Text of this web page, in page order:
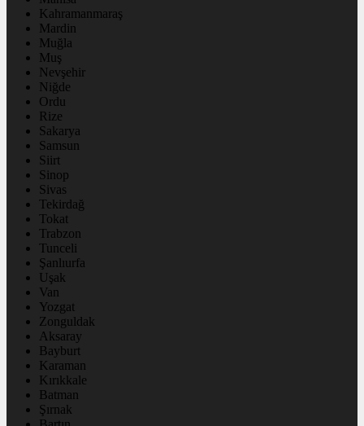
Kahramanmaraş
Mardin
Muğla
Muş
Nevşehir
Niğde
Ordu
Rize
Sakarya
Samsun
Siirt
Sinop
Sivas
Tekirdağ
Tokat
Trabzon
Tunceli
Şanlıurfa
Uşak
Van
Yozgat
Zonguldak
Aksaray
Bayburt
Karaman
Kırıkkale
Batman
Şırnak